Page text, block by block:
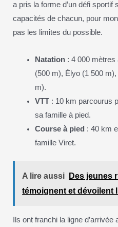
a pris la forme d’un défi sportif
capacités de chacun, pour
pas les limites du possible.
Natation : 4 000 mètres
(500 m), Élyo (1 500
m).
VTT : 10 km parcourus
sa famille à pied.
Course à pied : 40 km
famille Viret.
A lire aussi
Des jeunes
témoignent et dévoilent
Ils ont franchi la ligne